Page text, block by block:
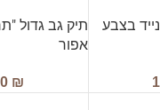
בצבע
תיק גב גדול
אפור
₪